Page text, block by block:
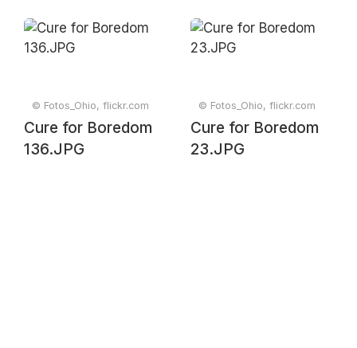
© Fotos_Ohio, flickr.com
Cure for Boredom
136.JPG
© Fotos_Ohio, flickr.com
Cure for Boredom
23.JPG